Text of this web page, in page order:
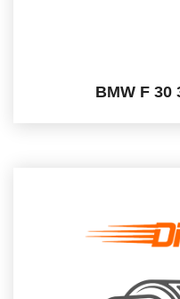
BMW F 30